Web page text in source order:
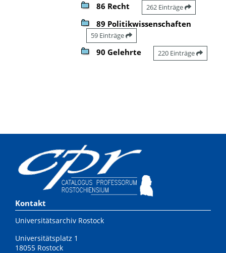
86 Recht 262 Einträge
89 Politikwissenschaften
59 Einträge
90 Gelehrte 220 Einträge
Kontakt
Universitätsarchiv Rostock
Universitätsplatz 1
18055 Rostock